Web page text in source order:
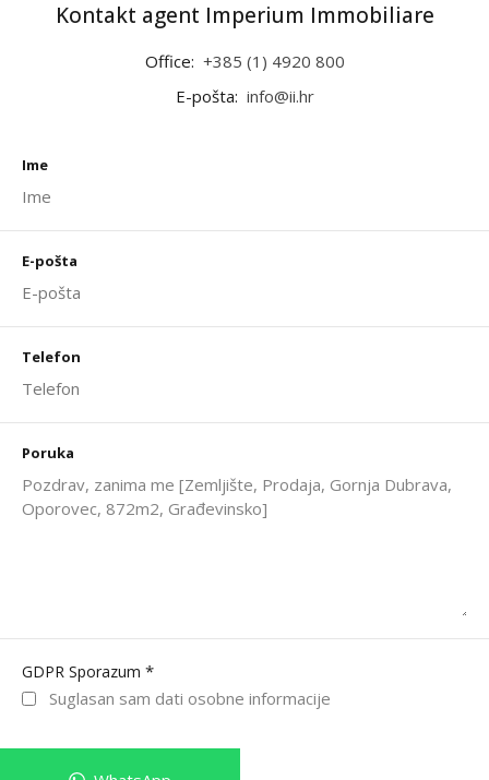
Kontakt agent Imperium Immobiliare
Office: +385 (1) 4920 800
E-pošta: info@ii.hr
Ime
E-pošta
Telefon
Poruka
GDPR Sporazum *
Suglasan sam dati osobne informacije